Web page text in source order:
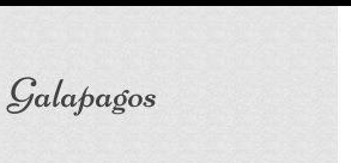
Galapagos